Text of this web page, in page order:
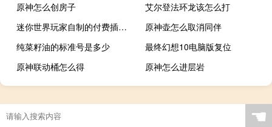
原神怎么创房子
艾尔登法环龙该怎么打
迷你世界玩家自制的付费插件包的迷你豆怎么领
原神壶怎么取消同伴
纯菜籽油的标准号是多少
最终幻想10电脑版复位
原神联动桶怎么得
原神怎么进层岩
☚